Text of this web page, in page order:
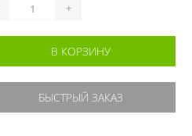
+
В КОРЗИНУ
БЫСТРЫЙ ЗАКАЗ